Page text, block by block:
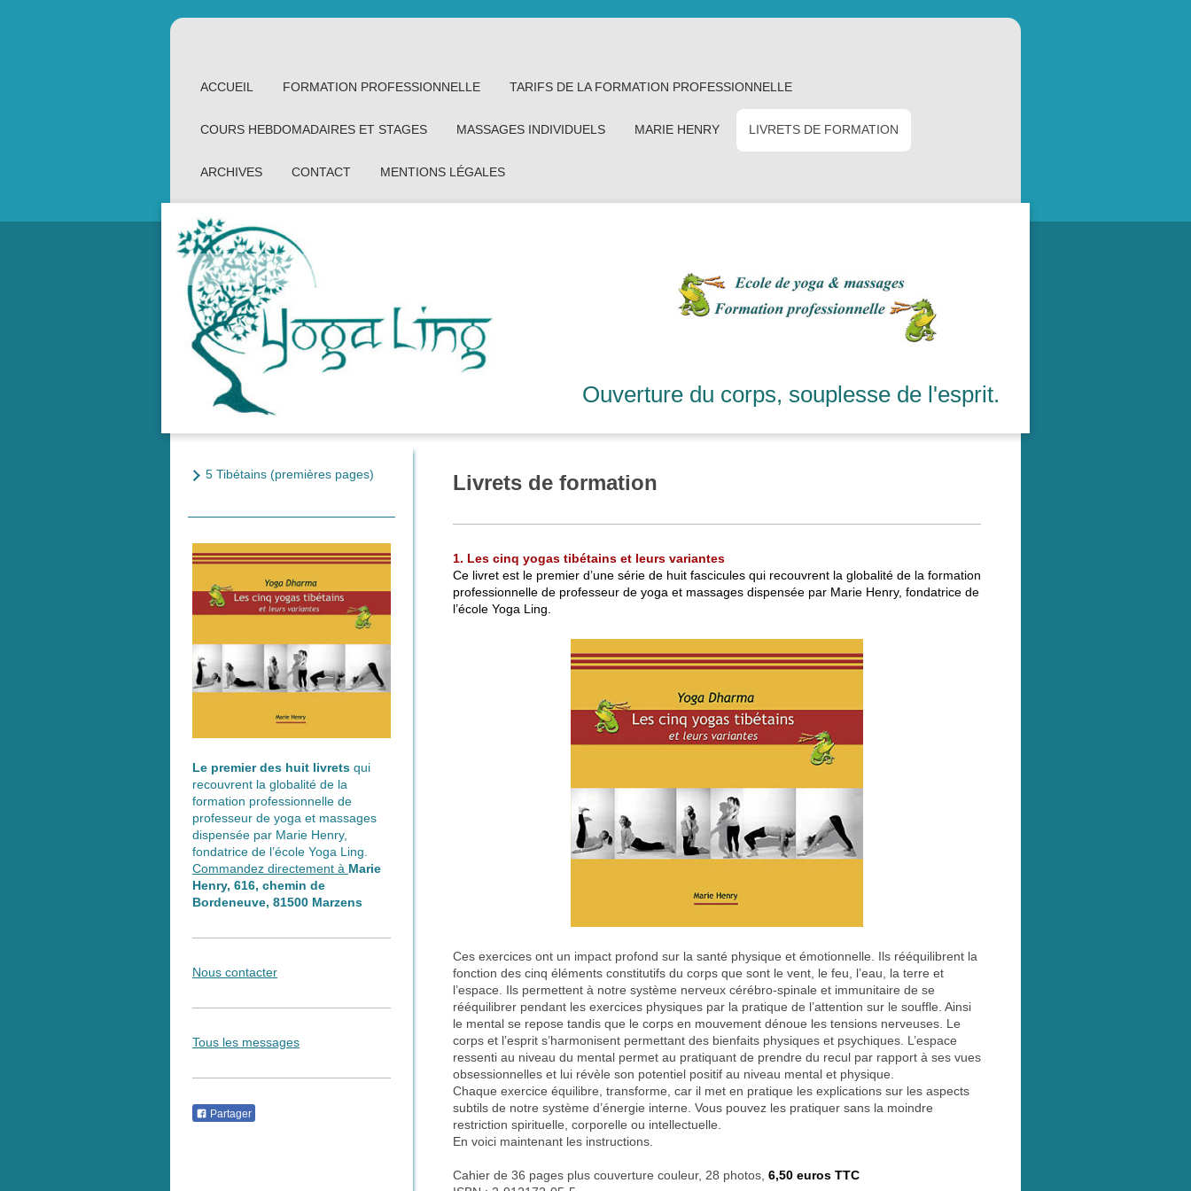
ACCUEIL FORMATION PROFESSIONNELLE TARIFS DE LA FORMATION PROFESSIONNELLE
COURS HEBDOMADAIRES ET STAGES MASSAGES INDIVIDUELS MARIE HENRY LIVRETS DE FORMATION
ARCHIVES CONTACT MENTIONS LÉGALES
Ouverture du corps, souplesse de l'esprit.
Livrets de formation
1. Les cinq yogas tibétains et leurs variantes
Ce livret est le premier d’une série de huit fascicules qui recouvrent la globalité de la formation
professionnelle de professeur de yoga et massages dispensée par Marie Henry, fondatrice de
l’école Yoga Ling.
Ces exercices ont un impact profond sur la santé physique et émotionnelle. Ils rééquilibrent la
fonction des cinq éléments constitutifs du corps que sont le vent, le feu, l’eau, la terre et
l’espace. Ils permettent à notre système nerveux cérébro-spinale et immunitaire de se
rééquilibrer pendant les exercices physiques par la pratique de l’attention sur le souffle. Ainsi
le mental se repose tandis que le corps en mouvement dénoue les tensions nerveuses. Le
corps et l’esprit s’harmonisent permettant des bienfaits physiques et psychiques. L’espace
ressenti au niveau du mental permet au pratiquant de prendre du recul par rapport à ses vues
obsessionnelles et lui révèle son potentiel positif au niveau mental et physique.
Chaque exercice équilibre, transforme, car il met en pratique les explications sur les aspects
subtils de notre système d’énergie interne. Vous pouvez les pratiquer sans la moindre
restriction spirituelle, corporelle ou intellectuelle.
En voici maintenant les instructions.
Cahier de 36 pages plus couverture couleur, 28 photos, 6,50 euros TTC
5 Tibétains (premières pages)
Le premier des huit livrets qui
recouvrent la globalité de la
formation professionnelle de
professeur de yoga et massages
dispensée par Marie Henry,
fondatrice de l’école Yoga Ling.
Commandez directement à Marie
Henry, 616, chemin de
Bordeneuve, 81500 Marzens
Nous contacter
Tous les messages
Partager